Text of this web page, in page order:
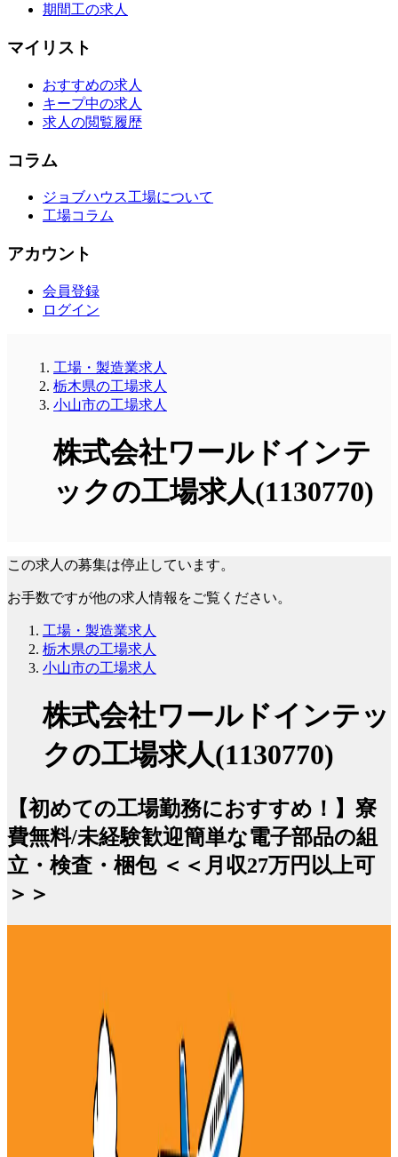
期間工の求人
マイリスト
おすすめの求人
キープ中の求人
求人の閲覧履歴
コラム
ジョブハウス工場について
工場コラム
アカウント
会員登録
ログイン
工場・製造業求人
栃木県の工場求人
小山市の工場求人
株式会社ワールドインテ
ックの工場求人(1130770)
この求人の募集は停止しています。
お手数ですが他の求人情報をご覧ください。
工場・製造業求人
栃木県の工場求人
小山市の工場求人
株式会社ワールドインテッ
クの工場求人(1130770)
【初めての工場勤務におすすめ！】寮
費無料/未経験歓迎簡単な電子部品の組
立・検査・梱包 ＜＜月収27万円以上可
＞＞